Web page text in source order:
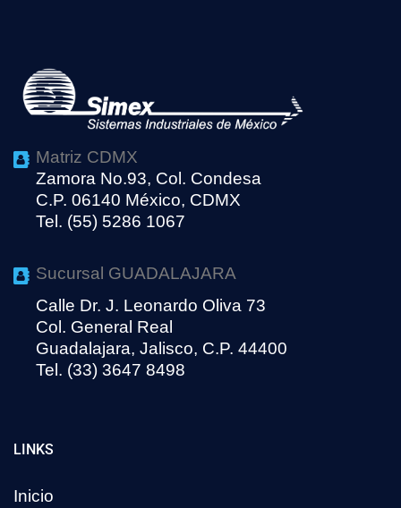
Matriz CDMX
Zamora No.93, Col. Condesa
C.P. 06140 México, CDMX
Tel. (55) 5286 1067
Sucursal GUADALAJARA
Calle Dr. J. Leonardo Oliva 73
Col. General Real
Guadalajara, Jalisco, C.P. 44400
Tel. (33) 3647 8498
LINKS
Inicio